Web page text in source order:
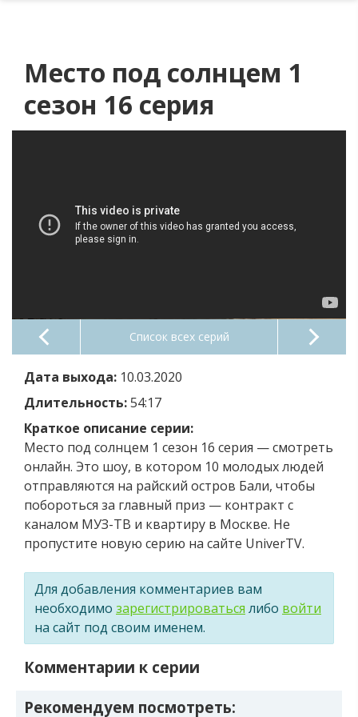
Место под солнцем 1
сезон 16 серия
Список всех серий
Дата выхода: 10.03.2020
Длительность:54:17
Краткое описание серии:
Место под солнцем 1 сезон 16 серия — смотреть
онлайн. Это шоу, в котором 10 молодых людей
отправляются на райский остров Бали, чтобы
побороться за главный приз — контракт с
каналом МУЗ-ТВ и квартиру в Москве. Не
пропустите новую серию на сайте UniverTV.
Для добавления комментариев вам
необходимо зарегистрироваться либо войти
на сайт под своим именем.
Комментарии к серии
Рекомендуем посмотреть: